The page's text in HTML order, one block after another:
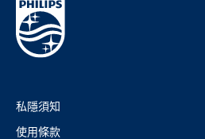
私隱須知
使用條款